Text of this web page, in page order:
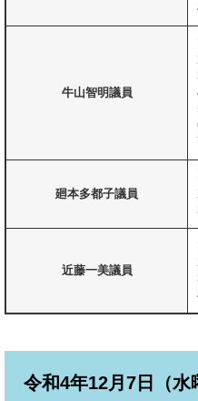
牛山智明議員
廻本多都子議員
近藤一美議員
令和4年12月7日（水